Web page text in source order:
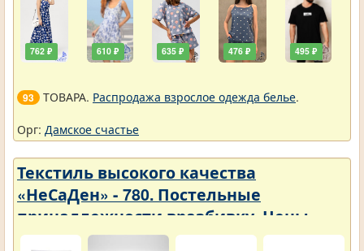
762 ₽ 610 ₽ 635 ₽ 476 ₽ 495 ₽
93 ТОВАРА. Распродажа взрослое одежда белье.
Орг: Дамское счастье
Текстиль высокого качества
«НеСаДен» - 780. Постельные
принадлежности вразбивку. Цены
упали